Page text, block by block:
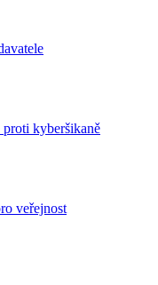
proti kyberšikaně
veřejnost